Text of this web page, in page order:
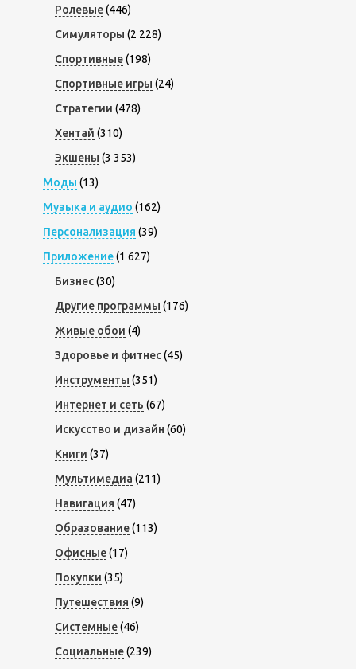
Ролевые(446)
Симуляторы (2 228)
Спортивные(198)
Спортивные игры (24)
Стратегии (478)
Хентай (310)
Экшены (3 353)
Моды (13)
Музыка и аудио (162)
Персонализация (39)
Приложение(1 627)
Бизнес(30)
Другие программы (176)
Живые обои (4)
Здоровье и фитнес(45)
Инструменты (351)
Интернет и сеть (67)
Искусство и дизайн (60)
Книги (37)
Мультимедиа (211)
Навигация (47)
Образование(113)
Офисные(17)
Покупки (35)
Путешествия (9)
Системные(46)
Социальные(239)